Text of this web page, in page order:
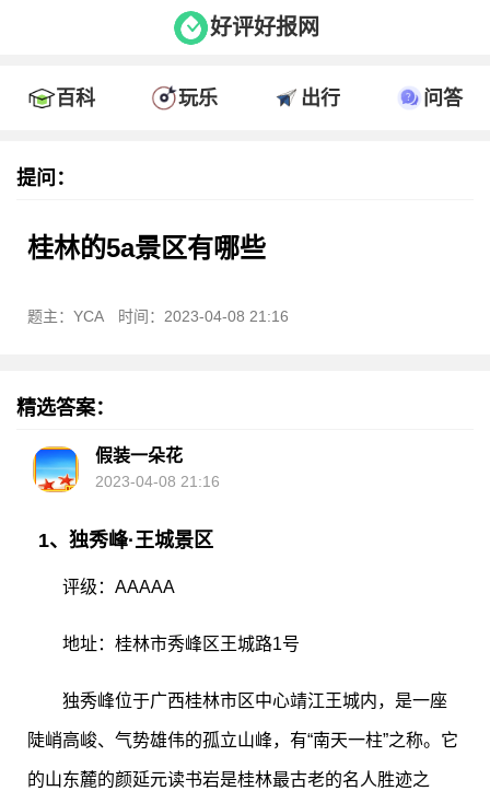
好评好报网
百科 玩乐 出行 问答
提问：
桂林的5a景区有哪些
题主：YCA 时间：2023-04-08 21:16
精选答案：
假装一朵花
2023-04-08 21:16
1、独秀峰·王城景区
评级：AAAAA
地址：桂林市秀峰区王城路1号
独秀峰位于广西桂林市区中心靖江王城内，是一座
陡峭高峻、气势雄伟的孤立山峰，有“南天一柱”之称。它
的山东麓的颜延元读书岩是桂林最古老的名人胜迹之